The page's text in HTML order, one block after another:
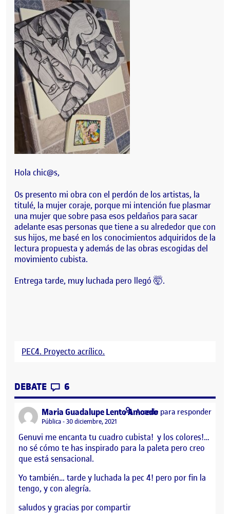
Hola chic@s,
Os presento mi obra con el perdón de los artistas, la
titulé, la mujer coraje, porque mi intención fue plasmar
una mujer que sobre pasa esos peldaños para sacar
adelante esas personas que tiene a su alrededor que con
sus hijos, me basé en los conocimientos adquiridos de la
lectura propuesta y además de las obras escogidas del
movimiento cubista.
Entrega tarde, muy luchada pero llegó 🤯.
PEC4. Proyecto acrílico.
DEBATE CONTRIBUTIONS
6
Maria Guadalupe Lento Amoedosays:
Visibilidad:
Pública 30 diciembre, 2021
Genuvi me encanta tu cuadro cubista! y los colores!…
no sé cómo te has inspirado para la paleta pero creo
que está sensacional.
Yo también… tarde y luchada la pec 4! pero por fin la
tengo, y con alegría.
saludos y gracias por compartir
Accede para responder